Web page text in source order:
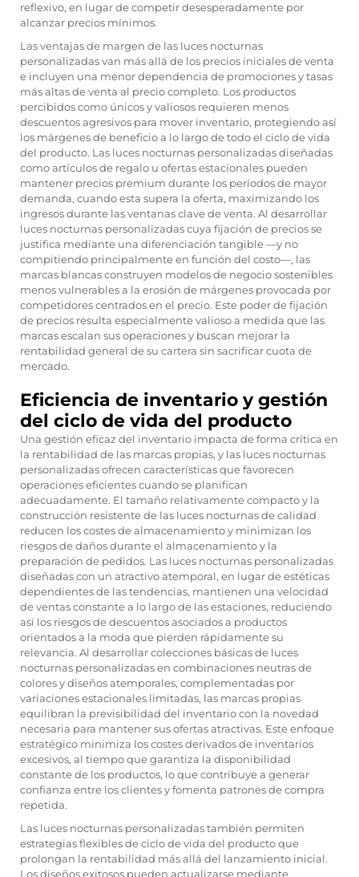
reflexivo, en lugar de competir desesperadamente por
alcanzar precios mínimos.
Las ventajas de margen de las luces nocturnas
personalizadas van más allá de los precios iniciales de venta
e incluyen una menor dependencia de promociones y tasas
más altas de venta al precio completo. Los productos
percibidos como únicos y valiosos requieren menos
descuentos agresivos para mover inventario, protegiendo así
los márgenes de beneficio a lo largo de todo el ciclo de vida
del producto. Las luces nocturnas personalizadas diseñadas
como artículos de regalo u ofertas estacionales pueden
mantener precios premium durante los períodos de mayor
demanda, cuando esta supera la oferta, maximizando los
ingresos durante las ventanas clave de venta. Al desarrollar
luces nocturnas personalizadas cuya fijación de precios se
justifica mediante una diferenciación tangible —y no
compitiendo principalmente en función del costo—, las
marcas blancas construyen modelos de negocio sostenibles
menos vulnerables a la erosión de márgenes provocada por
competidores centrados en el precio. Este poder de fijación
de precios resulta especialmente valioso a medida que las
marcas escalan sus operaciones y buscan mejorar la
rentabilidad general de su cartera sin sacrificar cuota de
mercado.
Eficiencia de inventario y gestión
del ciclo de vida del producto
Una gestión eficaz del inventario impacta de forma crítica en
la rentabilidad de las marcas propias, y las luces nocturnas
personalizadas ofrecen características que favorecen
operaciones eficientes cuando se planifican
adecuadamente. El tamaño relativamente compacto y la
construcción resistente de las luces nocturnas de calidad
reducen los costes de almacenamiento y minimizan los
riesgos de daños durante el almacenamiento y la
preparación de pedidos. Las luces nocturnas personalizadas
diseñadas con un atractivo atemporal, en lugar de estéticas
dependientes de las tendencias, mantienen una velocidad
de ventas constante a lo largo de las estaciones, reduciendo
así los riesgos de descuentos asociados a productos
orientados a la moda que pierden rápidamente su
relevancia. Al desarrollar colecciones básicas de luces
nocturnas personalizadas en combinaciones neutras de
colores y diseños atemporales, complementadas por
variaciones estacionales limitadas, las marcas propias
equilibran la previsibilidad del inventario con la novedad
necesaria para mantener sus ofertas atractivas. Este enfoque
estratégico minimiza los costes derivados de inventarios
excesivos, al tiempo que garantiza la disponibilidad
constante de los productos, lo que contribuye a generar
confianza entre los clientes y fomenta patrones de compra
repetida.
Las luces nocturnas personalizadas también permiten
estrategias flexibles de ciclo de vida del producto que
prolongan la rentabilidad más allá del lanzamiento inicial.
Los diseños exitosos pueden actualizarse mediante